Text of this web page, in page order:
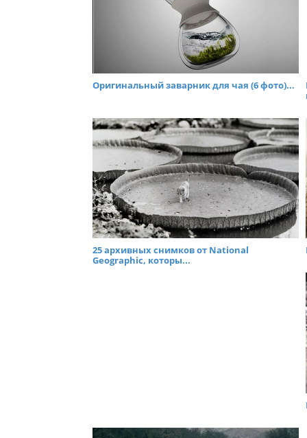
Оригинальный заварник для чая (6 фото)...
25 архивных снимков от National
Geographic, которы...